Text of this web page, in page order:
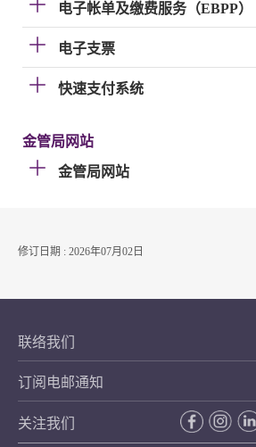
电子帐单及缴费服务（EBPP）
电子支票
快速支付系统
金管局网站
金管局网站
修订日期 : 2026年07月02日
联络我们
订阅电邮通知
关注我们